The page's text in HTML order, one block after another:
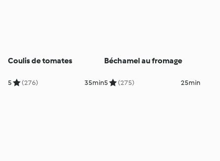
Coulis de tomates
5 (276) 35min
Béchamel au fromage
5 (275) 25min